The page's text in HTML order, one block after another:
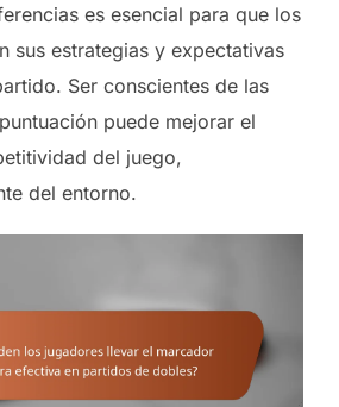
es esencial para que los
sus estrategias y expectativas
Ser conscientes de las
puede mejorar el
del juego,
del entorno.